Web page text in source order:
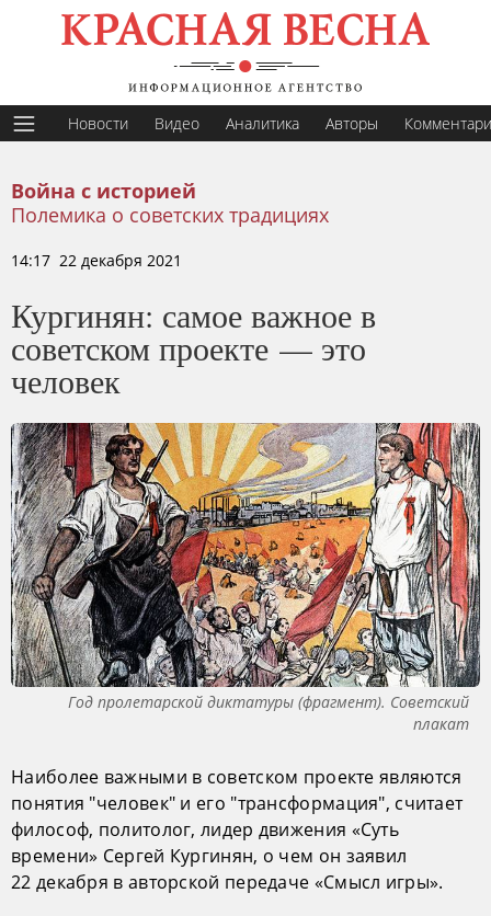
Новости Видео Аналитика Авторы
Война с историей
Полемика о советских традициях
14:17 22 декабря 2021
Кургинян: самое важное в
советском проекте — это
человек
Год пролетарской диктатуры (фрагмент). Советский
плакат
Наиболее важными в советском проекте являются
понятия "человек" и его "трансформация", считает
философ, политолог, лидер движения «Суть
времени» Сергей Кургинян, о чем он заявил
22 декабря в авторской передаче «Смысл игры».